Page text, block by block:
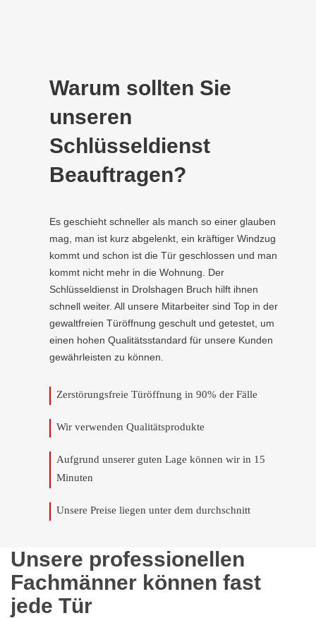
Warum sollten Sie
unseren
Schlüsseldienst
Beauftragen?
Es geschieht schneller als manch so einer glauben
mag, man ist kurz abgelenkt, ein kräftiger Windzug
kommt und schon ist die Tür geschlossen und man
kommt nicht mehr in die Wohnung. Der
Schlüsseldienst in Drolshagen Bruch hilft ihnen
schnell weiter. All unsere Mitarbeiter sind Top in der
gewaltfreien Türöffnung geschult und getestet, um
einen hohen Qualitätsstandard für unsere Kunden
gewährleisten zu können.
Zerstörungsfreie Türöffnung in 90% der Fälle
Wir verwenden Qualitätsprodukte
Aufgrund unserer guten Lage können wir in 15
Minuten
Unsere Preise liegen unter dem durchschnitt
Unsere professionellen
Fachmänner können fast
jede Tür